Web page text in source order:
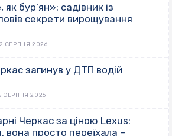
бур’ян»: садівник із
секрети вирощування
СЕРПНЯ 2026
загинув у ДТП водій
СЕРПНЯ 2026
Черкас за ціною Lexus:
вона просто переїхала –